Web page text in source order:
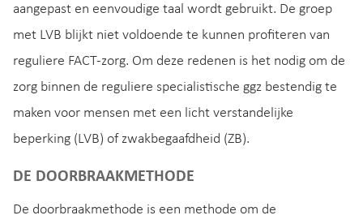
aangepast en eenvoudige taal wordt gebruikt. De groep
met LVB blijkt niet voldoende te kunnen profiteren van
reguliere FACT-zorg. Om deze redenen is het nodig om de
zorg binnen de reguliere specialistische ggz bestendig te
maken voor mensen met een licht verstandelijke
beperking (LVB) of zwakbegaafdheid (ZB).
DE DOORBRAAKMETHODE
De doorbraakmethode is een methode om de